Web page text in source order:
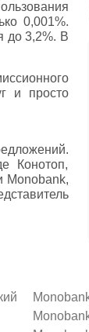
0,001%.
до 3,2%. В
и просто
Конотоп,
Monobank,